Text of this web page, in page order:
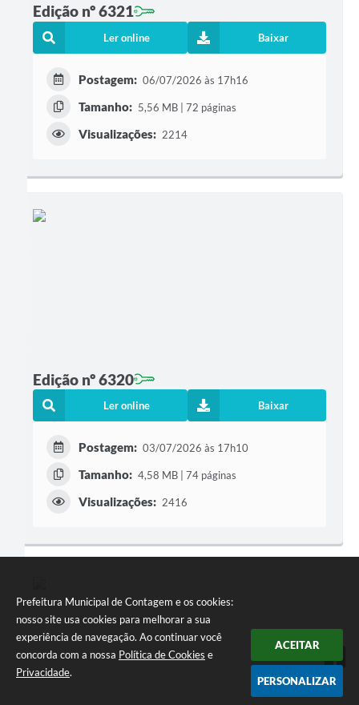
Prefeitura Municipal de Contagem e os cookies:
nosso site usa cookies para melhorar a sua
experiência de navegação. Ao continuar você
concorda com a nossa Política de Cookies e
Privacidade.
ACEITAR
PERSONALIZAR
Edição nº 6321
Ler online Baixar
Postagem: 06/07/2026 às 17h16
Tamanho: 5,56 MB | 72 páginas
Visualizações: 2214
Edição nº 6320
Ler online Baixar
Postagem: 03/07/2026 às 17h10
Tamanho: 4,58 MB | 74 páginas
Visualizações: 2416